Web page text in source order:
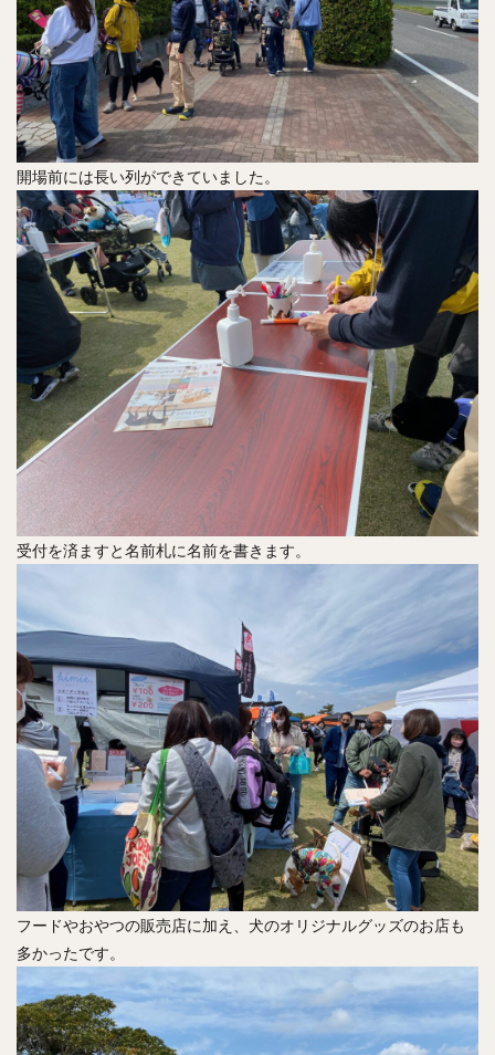
開場前には長い列ができていました。
受付を済ますと名前札に名前を書きます。
フードやおやつの販売店に加え、犬のオリジナルグッズのお店も
多かったです。